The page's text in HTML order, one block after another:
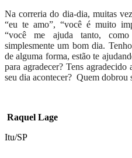
Na correria do dia-dia, muitas
“eu te amo”, “você é muito
“você me ajuda tanto,
simplesmente um bom dia.
de alguma forma, estão te
para agradecer? Tens agradecido
seu dia acontecer? Quem dobrou
Raquel Lage
Itu/SP